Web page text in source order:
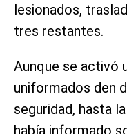
lesionados,
tres restantes.
Aunque se activó
uniformados den
seguridad, hasta